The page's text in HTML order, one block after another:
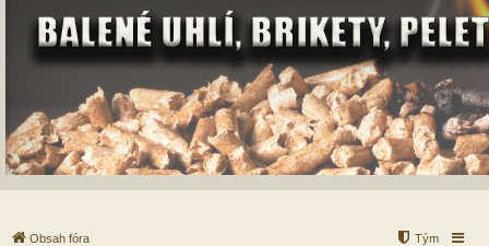
Obsah fóra Tým